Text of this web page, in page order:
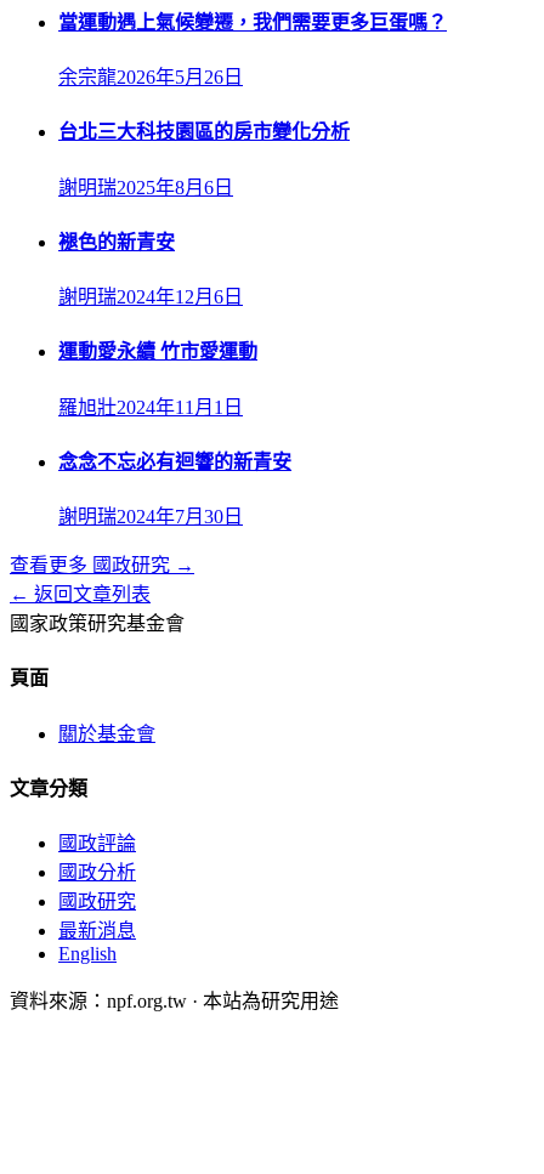
當運動遇上氣候變遷，我們需要更多巨蛋嗎？
余宗龍2026年5月26日
台北三大科技園區的房市變化分析
謝明瑞2025年8月6日
褪色的新青安
謝明瑞2024年12月6日
運動愛永續 竹市愛運動
羅旭壯2024年11月1日
念念不忘必有迴響的新青安
謝明瑞2024年7月30日
查看更多 國政研究 →
← 返回文章列表
國家政策研究基金會
頁面
關於基金會
文章分類
國政評論
國政分析
國政研究
最新消息
English
資料來源：npf.org.tw · 本站為研究用途